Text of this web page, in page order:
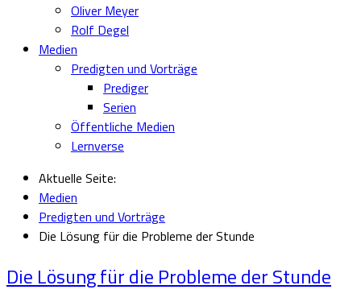
Oliver Meyer
Rolf Degel
Medien
Predigten und Vorträge
Prediger
Serien
Öffentliche Medien
Lernverse
Aktuelle Seite:
Medien
Predigten und Vorträge
Die Lösung für die Probleme der Stunde
Die Lösung für die Probleme der Stunde